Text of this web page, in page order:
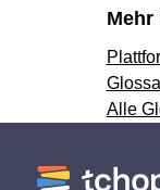
Mehr
Alle